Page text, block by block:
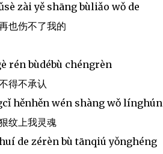
zài yě shāng bùliǎo wǒ de
也伤不了我的
rén bùdébù chéngrèn
得不承认
hěnhěn wén shàng wǒ línghún
纹上我灵魂
de zérèn bù tānqiú yǒnghéng